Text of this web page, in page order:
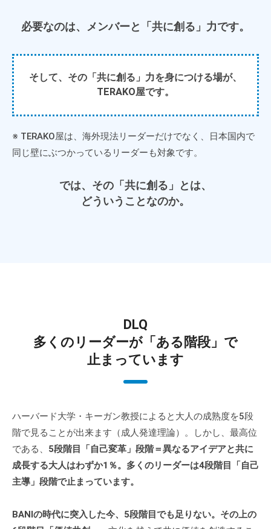
必要なのは、メンバーと「共に創る」力です。
そして、その「共に創る」力を身につける場が、
TERAKO屋です。
※ TERAKO屋は、海外現法リーダーだけでなく、日本国内で
同じ壁にぶつかっているリーダーも対象です。
では、その「共に創る」とは、
どういうことなのか。
DLQ
多くのリーダーが「ある階段」で
止まっています
ハーバード大学・キーガン教授によると大人の成熟度を5段
階で見ることが出来ます（成人発達理論）。しかし、最高位
である、 5段階目「自己変革」段階＝異なるアイデアと共に
成長する大人はわずか1％。多くのリーダーは4段階目「自己
主導」段階で止まっています。
BANIの時代に突入した今、5段階目でも足りない。その上の